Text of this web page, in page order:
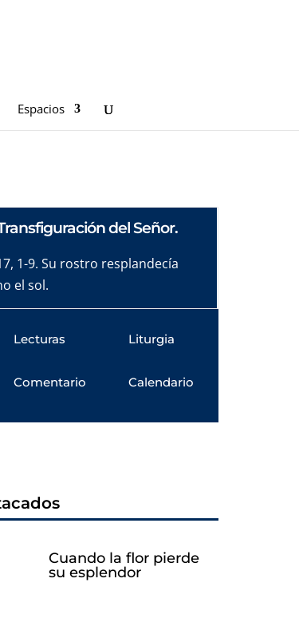
Espacios
del Señor.
1-9. Su rostro resplandecía
el sol.
Lecturas
Comentario
Liturgia
Calendario
Cuando la flor pierde
su esplendor